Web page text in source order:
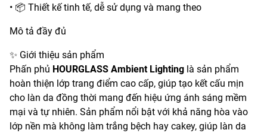
• 📦 Thiết kế tinh tế, dễ sử dụng và mang theo
Mô tả đầy đủ
✨ Giới thiệu sản phẩm
Phấn phủ HOURGLASS Ambient Lighting là sản phẩm
hoàn thiện lớp trang điểm cao cấp, giúp tạo kết cấu mịn
cho làn da đồng thời mang đến hiệu ứng ánh sáng mềm
mại và tự nhiên. Sản phẩm nổi bật với khả năng hòa vào
lớp nền mà không làm trắng bệch hay cakey, giúp làn da